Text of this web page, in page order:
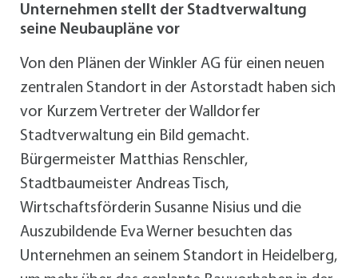
Unternehmen stellt der Stadtverwaltung
seine Neubaupläne vor
Von den Plänen der Winkler AG für einen neuen
zentralen Standort in der Astorstadt haben sich
vor Kurzem Vertreter der Walldorfer
Stadtverwaltung ein Bild gemacht.
Bürgermeister Matthias Renschler,
Stadtbaumeister Andreas Tisch,
Wirtschaftsförderin Susanne Nisius und die
Auszubildende Eva Werner besuchten das
Unternehmen an seinem Standort in Heidelberg,